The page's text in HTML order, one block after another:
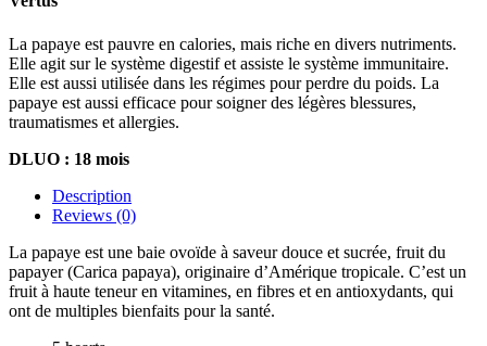
La papaye est pauvre en calories, mais riche en divers nutriments.
Elle agit sur le système digestif et assiste le système immunitaire.
Elle est aussi utilisée dans les régimes pour perdre du poids. La
papaye est aussi efficace pour soigner des légères blessures,
traumatismes et allergies.
DLUO : 18 mois
Description
Reviews (0)
La papaye est une baie ovoïde à saveur douce et sucrée, fruit du
papayer (Carica papaya), originaire d’Amérique tropicale. C’est un
fruit à haute teneur en vitamines, en fibres et en antioxydants, qui
ont de multiples bienfaits pour la santé.